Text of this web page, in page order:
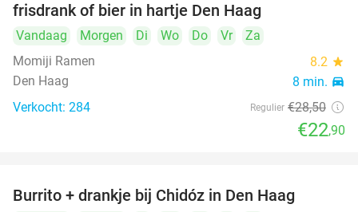
frisdrank of bier in hartje Den Haag
Vandaag Morgen Di Wo Do Vr
Za
Momiji Ramen
8.2 star
Den Haag 8 min. directions_car
Verkocht: 284 Regulier €28,50
€22,90
Burrito + drankje bij Chidóz in Den Haag